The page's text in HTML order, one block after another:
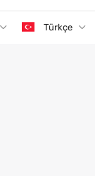
Türkçe